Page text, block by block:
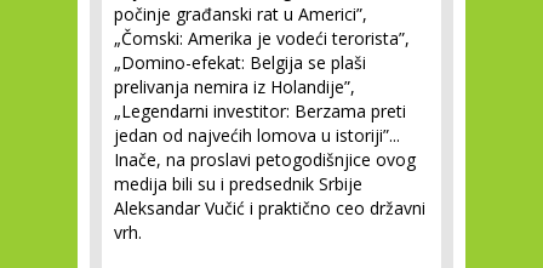
počinje građanski rat u Americi”,
„Čomski: Amerika je vodeći terorista”,
„Domino-efekat: Belgija se plaši
prelivanja nemira iz Holandije”,
„Legendarni investitor: Berzama preti
jedan od najvećih lomova u istoriji”...
Inače, na proslavi petogodišnjice ovog
medija bili su i predsednik Srbije
Aleksandar Vučić i praktično ceo državni
vrh.